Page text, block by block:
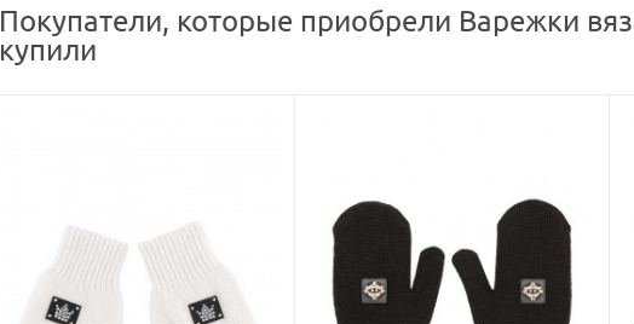
Покупатели, которые приобрели Варежки
купили